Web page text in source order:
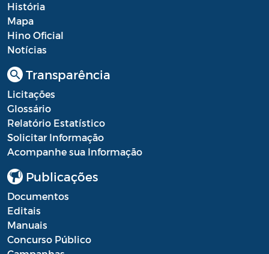
História
Mapa
Hino Oficial
Notícias
Transparência
Licitações
Glossário
Relatório Estatístico
Solicitar Informação
Acompanhe sua Informação
Publicações
Documentos
Editais
Manuais
Concurso Público